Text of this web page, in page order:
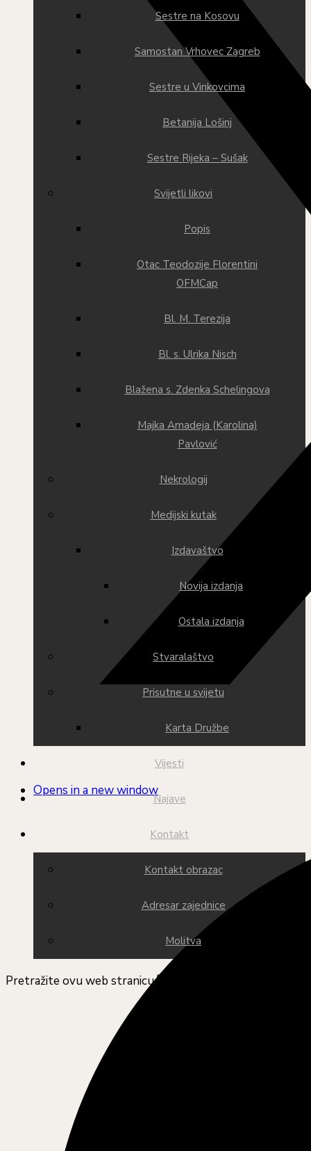
Sestre na Kosovu
Samostan Vrhovec Zagreb
Sestre u Vinkovcima
Betanija Lošinj
Sestre Rijeka – Sušak
Svijetli likovi
Popis
Otac Teodozije Florentini
OFMCap
Bl. M. Terezija
Bl. s. Ulrika Nisch
Blažena s. Zdenka Schelingova
Majka Amadeja (Karolina)
Pavlović
Nekrologij
Medijski kutak
Izdavaštvo
Novija izdanja
Ostala izdanja
Stvaralaštvo
Prisutne u svijetu
Karta Družbe
Vijesti
Najave
Kontakt
Kontakt obrazac
Adresar zajednice
Molitva
Pretražite ovu web stranicu
Opens in a new window